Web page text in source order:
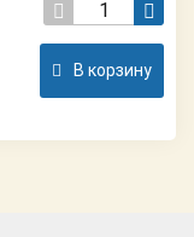
В корзину